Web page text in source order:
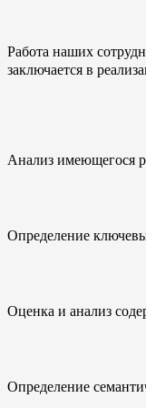
Работа наших
заключается в
Анализ имеющегося
Определение
Оценка и анализ
Определение